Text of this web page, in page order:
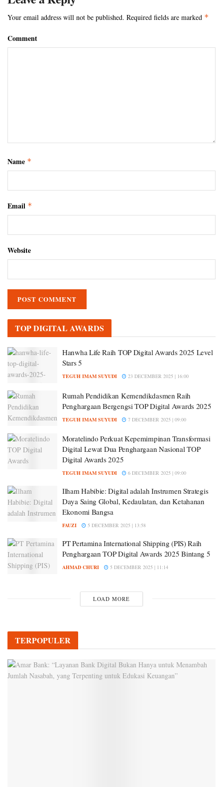
Your email address will not be published. Required fields are marked *
Comment
Name *
Email *
Website
TOP DIGITAL AWARDS
Hanwha Life Raih TOP Digital Awards 2025 Level
Stars 5
TEGUH IMAM SUYUDI 23 DECEMBER 2025 | 16:00
Rumah Pendidikan Kemendikdasmen Raih
Penghargaan Bergengsi TOP Digital Awards 2025
TEGUH IMAM SUYUDI 7 DECEMBER 2025 | 09:00
Moratelindo Perkuat Kepemimpinan Transformasi
Digital Lewat Dua Penghargaan Nasional TOP
Digital Awards 2025
TEGUH IMAM SUYUDI 6 DECEMBER 2025 | 09:00
Ilham Habibie: Digital adalah Instrumen Strategis
Daya Saing Global, Kedaulatan, dan Ketahanan
Ekonomi Bangsa
FAUZI 5 DECEMBER 2025 | 13:58
PT Pertamina International Shipping (PIS) Raih
Penghargaan TOP Digital Awards 2025 Bintang 5
AHMAD CHURI 5 DECEMBER 2025 | 11:14
LOAD MORE
TERPOPULER